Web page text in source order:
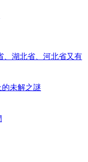
、湖北省、河北省又有
未解之謎